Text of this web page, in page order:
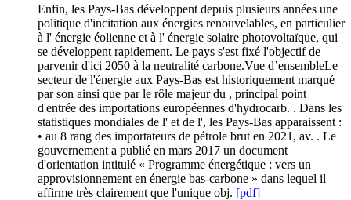
Enfin, les Pays-Bas développent depuis plusieurs années une
politique d'incitation aux énergies renouvelables, en particulier
à l' énergie éolienne et à l' énergie solaire photovoltaïque, qui
se développent rapidement. Le pays s'est fixé l'objectif de
parvenir d'ici 2050 à la neutralité carbone.Vue d’ensembleLe
secteur de l'énergie aux Pays-Bas est historiquement marqué
par son ainsi que par le rôle majeur du , principal point
d'entrée des importations européennes d'hydrocarb. . Dans les
statistiques mondiales de l' et de l', les Pays-Bas apparaissent :
• au 8 rang des importateurs de pétrole brut en 2021, av. . Le
gouvernement a publié en mars 2017 un document
d'orientation intitulé « Programme énergétique : vers un
approvisionnement en énergie bas-carbone » dans lequel il
affirme très clairement que l'unique obj. [pdf]